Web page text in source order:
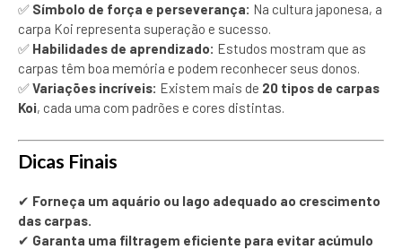
✅ Símbolo de força e perseverança: Na cultura japonesa, a
carpa Koi representa superação e sucesso.
✅ Habilidades de aprendizado: Estudos mostram que as
carpas têm boa memória e podem reconhecer seus donos.
✅Variações incríveis: Existem mais de 20 tipos de carpas
Koi, cada uma com padrões e cores distintas.
Dicas Finais
✔ Forneça um aquário ou lago adequado ao crescimento
das carpas.
✔ Garanta uma filtragem eficiente para evitar acúmulo